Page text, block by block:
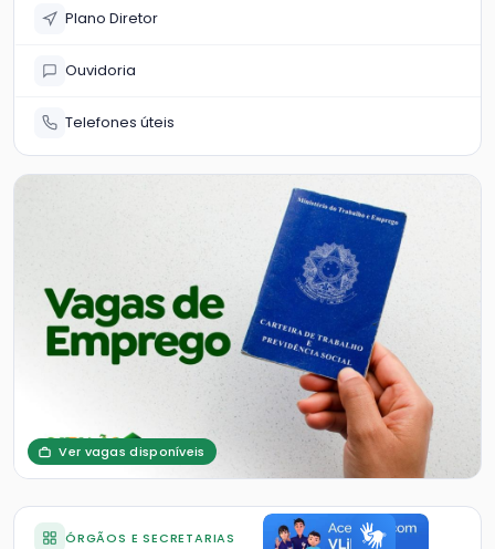
Plano Diretor
Ouvidoria
Telefones úteis
Ver vagas disponíveis
ÓRGÃOS E SECRETARIAS